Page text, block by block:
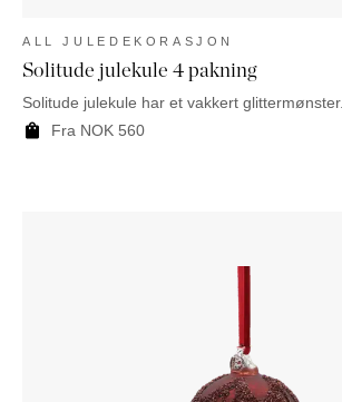
ALL JULEDEKORASJON
Solitude julekule 4 pakning
Solitude julekule har et vakkert glittermønster.
Fra NOK 560